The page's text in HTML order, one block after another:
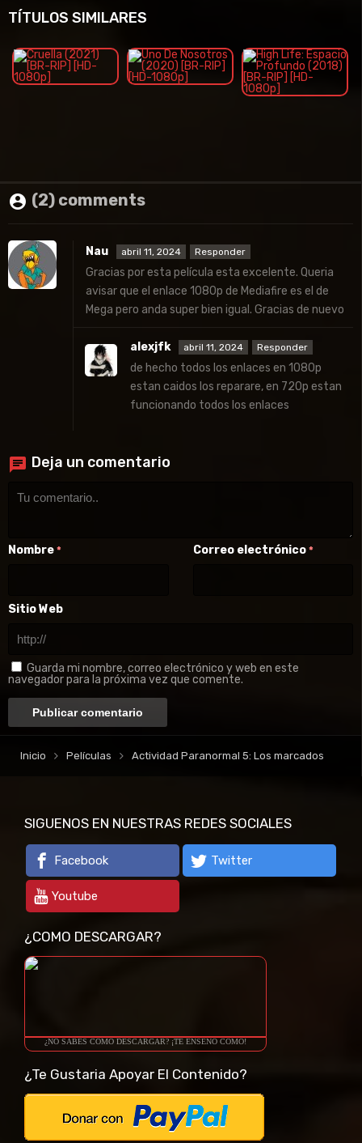
TÍTULOS SIMILARES
(2) comments
Nau abril 11, 2024 Responder
Gracias por esta película esta excelente. Queria
avisar que el enlace 1080p de Mediafire es el de
Mega pero anda super bien igual. Gracias de nuevo
alexjfk abril 11, 2024 Responder
de hecho todos los enlaces en 1080p
estan caidos los reparare, en 720p estan
funcionando todos los enlaces
Deja un comentario
Nombre * Correo electrónico *
Sitio Web
Guarda mi nombre, correo electrónico y web en este
navegador para la próxima vez que comente.
Inicio Películas Actividad Paranormal 5: Los marcados
SIGUENOS EN NUESTRAS REDES SOCIALES
Facebook Twitter
Youtube
¿COMO DESCARGAR?
¿NO SABES COMO DESCARGAR? ¡TE ENSEÑO COMO!
¿Te Gustaria Apoyar El Contenido?